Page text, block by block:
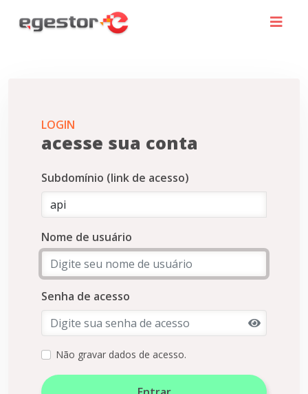
LOGIN
acesse sua conta
Subdomínio (link de acesso)
Nome de usuário
Senha de acesso
Não gravar dados de acesso.